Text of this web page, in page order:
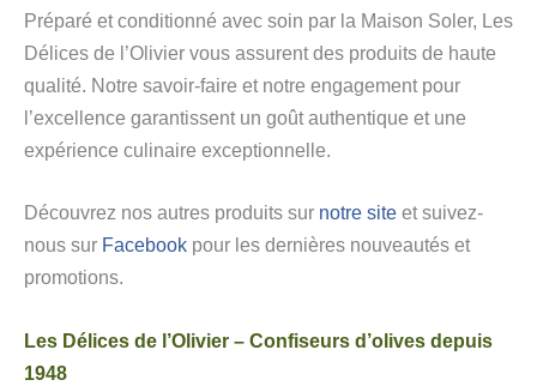
Préparé et conditionné avec soin par la Maison Soler, Les
Délices de l’Olivier vous assurent des produits de haute
qualité. Notre savoir-faire et notre engagement pour
l’excellence garantissent un goût authentique et une
expérience culinaire exceptionnelle.
Découvrez nos autres produits sur notre site et suivez-
nous sur Facebook pour les dernières nouveautés et
promotions.
Les Délices de l’Olivier – Confiseurs d’olives depuis
1948